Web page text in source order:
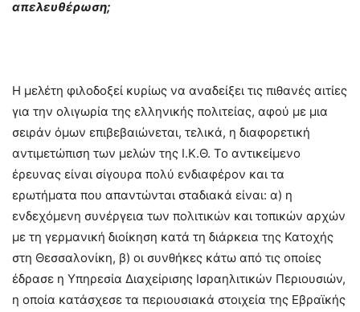
απελευθέρωση;
Η μελέτη φιλοδοξεί κυρίως να αναδείξει τις πιθανές αιτίες
για την ολιγωρία της ελληνικής πολιτείας, αφού με μια
σειράν όμων επιβεβαιώνεται, τελικά, η διαφορετική
αντιμετώπιση των μελών της Ι.Κ.Θ. Το αντικείμενο
έρευνας είναι σίγουρα πολύ ενδιαφέρον και τα
ερωτήματα που απαντώνται σταδιακά είναι: α) η
ενδεχόμενη συνέργεια των πολιτικών και τοπικών αρχών
με τη γερμανική διοίκηση κατά τη διάρκεια της Κατοχής
στη Θεσσαλονίκη, β) οι συνθήκες κάτω από τις οποίες
έδρασε η Υπηρεσία Διαχείρισης Ισραηλιτικών Περιουσιών,
η οποία κατάσχεσε τα περιουσιακά στοιχεία της Εβραϊκής